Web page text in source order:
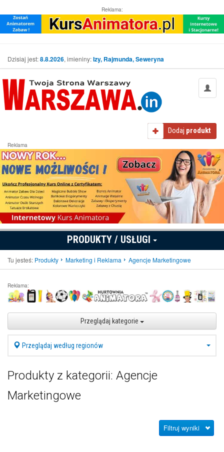
Reklama:
Dzisiaj jest:8.8.2026, imieniny:Izy, Rajmunda, Seweryna
Dodaj produkt
Reklama
PRODUKTY / USŁUGI
Tu jesteś: Produkty Marketing i Reklama Agencje Marketingowe
Reklama:
Przeglądaj kategorie
Przeglądaj według regionów
Produkty z kategorii: Agencje
Marketingowe
Filtruj wyniki